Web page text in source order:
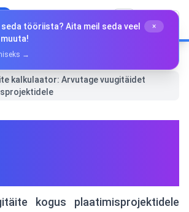
Eesti
tööriistad
kalkulaator: Arvutage vuugitäidet
kogus plaatimisprojektidele
tööriista? Aita meil seda veel
×
→